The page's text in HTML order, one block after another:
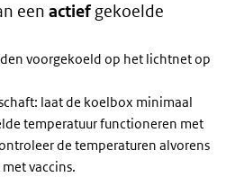
een actiefgekoelde
voorgekoeld op het lichtnet op
laat de koelbox minimaal
temperatuur functioneren met
de temperaturen alvorens
vaccins.